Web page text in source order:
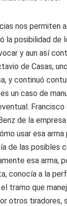
nos permiten
la posibilidad de
y aun así
de Casas,
y continuó
un caso de
Francisco
de la
usar esa arma
de las posibles
esa arma,
conocía a la
tramo que
otros tiradores,